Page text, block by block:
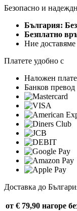
Безопасно и
България:
Безплатно
Ние доставяме
Платете удобно с
Наложен
Банков превод
Доставка до
от € 79,90 нагоре